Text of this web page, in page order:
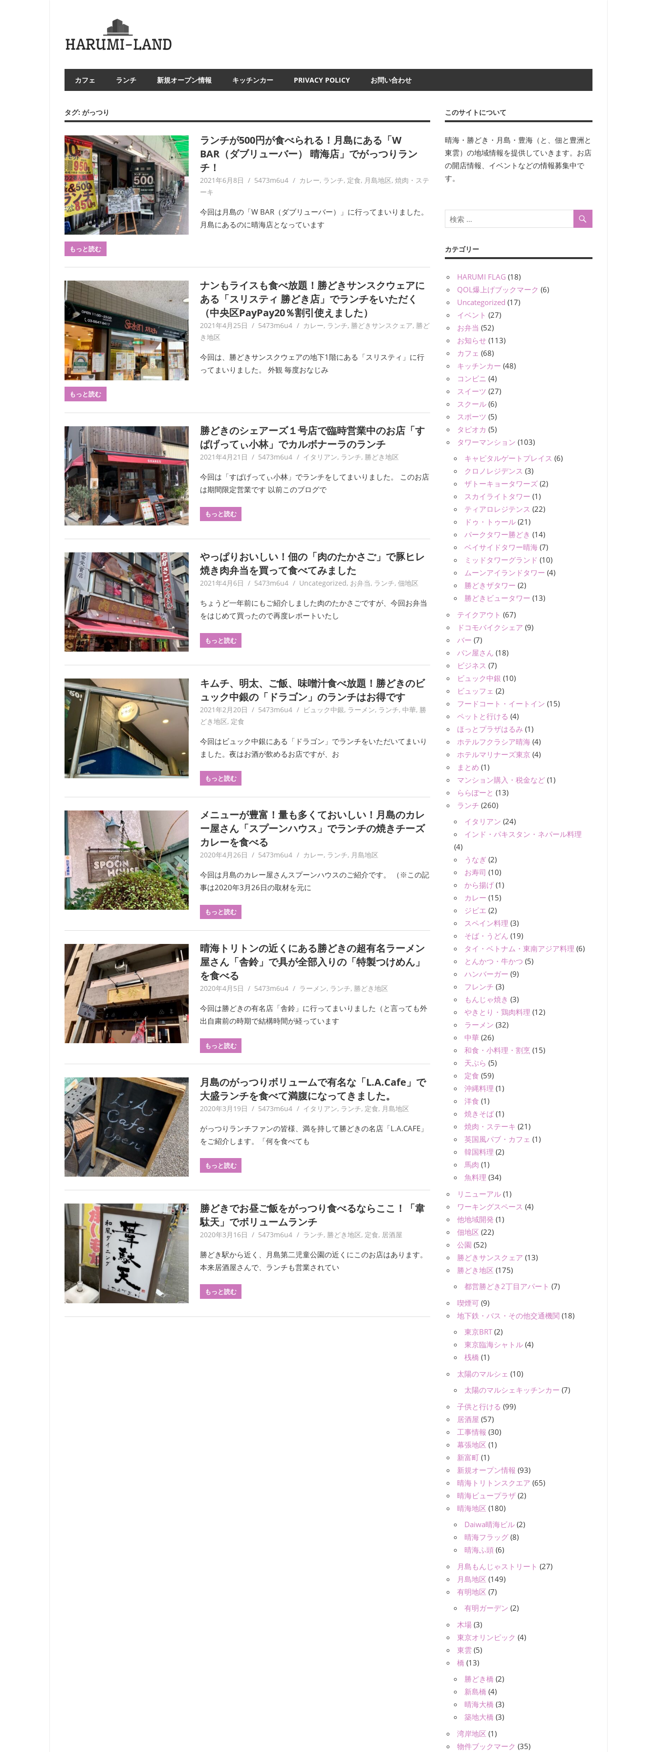
カフェ ランチ 新規オープン情報 キッチンカー PRIVACY POLICY お問い合わせ
タグ: がっつり
ランチが500円が食べられる！月島にある「W
BAR（ダブリューバー） 晴海店」でがっつりラン
チ！
2021年6月8日 5473m6u4 カレー, ランチ, 定食, 月島地区, 焼肉・ステ
ーキ
今回は月島の「W BAR（ダブリューバー）」に行ってまいりました。
月島にあるのに晴海店となっています
もっと読む
ナンもライスも食べ放題！勝どきサンスクウェアに
ある「スリスティ 勝どき店」でランチをいただく
（中央区PayPay20％割引使えました）
2021年4月25日 5473m6u4 カレー, ランチ, 勝どきサンスクェア, 勝ど
き地区
今回は、勝どきサンスクウェアの地下1階にある「スリスティ」に行
ってまいりました。 外観 毎度おなじみ
もっと読む
勝どきのシェアーズ１号店で臨時営業中のお店「す
ぱげってぃ小林」でカルボナーラのランチ
2021年4月21日 5473m6u4 イタリアン, ランチ, 勝どき地区
今回は「すぱげってぃ小林」でランチをしてまいりました。 このお店
は期間限定営業です 以前このブログで
もっと読む
やっぱりおいしい！佃の「肉のたかさご」で豚ヒレ
焼き肉弁当を買って食べてみました
2021年4月6日 5473m6u4 Uncategorized, お弁当, ランチ, 佃地区
ちょうど一年前にもご紹介しました肉のたかさごですが、今回お弁当
をはじめて買ったので再度レポートいたし
もっと読む
キムチ、明太、ご飯、味噌汁食べ放題！勝どきのビ
ュック中銀の「ドラゴン」のランチはお得です
2021年2月20日 5473m6u4 ビュック中銀, ラーメン, ランチ, 中華, 勝
どき地区, 定食
今回はビュック中銀にある「ドラゴン」でランチをいただいてまいり
ました。夜はお酒が飲めるお店ですが、お
もっと読む
メニューが豊富！量も多くておいしい！月島のカレ
ー屋さん「スプーンハウス」でランチの焼きチーズ
カレーを食べる
2020年4月26日 5473m6u4 カレー, ランチ, 月島地区
今回は月島のカレー屋さんスプーンハウスのご紹介です。 （※この記
事は2020年3月26日の取材を元に
もっと読む
晴海トリトンの近くにある勝どきの超有名ラーメン
屋さん「舎鈴」で具が全部入りの「特製つけめん」
を食べる
2020年4月5日 5473m6u4 ラーメン, ランチ, 勝どき地区
今回は勝どきの有名店「舎鈴」に行ってまいりました（と言っても外
出自粛前の時期で結構時間が経っています
もっと読む
月島のがっつりボリュームで有名な「L.A.Cafe」で
大盛ランチを食べて満腹になってきました。
2020年3月19日 5473m6u4 イタリアン, ランチ, 定食, 月島地区
がっつりランチファンの皆様、満を持して勝どきの名店「L.A.CAFE」
をご紹介します。「何を食べても
もっと読む
勝どきでお昼ご飯をがっつり食べるならここ！「韋
駄天」でボリュームランチ
2020年3月16日 5473m6u4 ランチ, 勝どき地区, 定食, 居酒屋
勝どき駅から近く、月島第二児童公園の近くにこのお店はあります。
本来居酒屋さんで、ランチも営業されてい
もっと読む
このサイトについて
晴海・勝どき・月島・豊海（と、佃と豊洲と
東雲）の地域情報を提供していきます。お店
の開店情報、イベントなどの情報募集中で
す。
カテゴリー
HARUMI FLAG (18)
QOL爆上げブックマーク (6)
Uncategorized (17)
イベント (27)
お弁当 (52)
お知らせ (113)
カフェ (68)
キッチンカー (48)
コンビニ (4)
スイーツ (27)
スクール (6)
スポーツ (5)
タピオカ (5)
タワーマンション (103)
キャピタルゲートプレイス (6)
クロノレジデンス (3)
ザトーキョータワーズ (2)
スカイライトタワー (1)
ティアロレジテンス (22)
ドゥ・トゥール (21)
パークタワー勝どき (14)
ベイサイドタワー晴海 (7)
ミッドタワーグランド (10)
ムーンアイランドタワー (4)
勝どきザタワー (2)
勝どきビュータワー (13)
テイクアウト (67)
ドコモバイクシェア (9)
バー (7)
パン屋さん (18)
ビジネス (7)
ビュック中銀 (10)
ビュッフェ (2)
フードコート・イートイン (15)
ペットと行ける (4)
ほっとプラザはるみ (1)
ホテルフクラシア晴海 (4)
ホテルマリナーズ東京 (4)
まとめ (1)
マンション購入・税金など (1)
ららぽーと (13)
ランチ (260)
イタリアン (24)
インド・パキスタン・ネパール料理
(4)
うなぎ (2)
お寿司 (10)
から揚げ (1)
カレー (15)
ジビエ (2)
スペイン料理 (3)
そば・うどん (19)
タイ・ベトナム・東南アジア料理 (6)
とんかつ・牛かつ (5)
ハンバーガー (9)
フレンチ (3)
もんじゃ焼き (3)
やきとり・鶏肉料理 (12)
ラーメン (32)
中華 (26)
和食・小料理・割烹 (15)
天ぷら (5)
定食 (59)
沖縄料理 (1)
洋食 (1)
焼きそば (1)
焼肉・ステーキ (21)
英国風パブ・カフェ (1)
韓国料理 (2)
馬肉 (1)
魚料理 (34)
リニューアル (1)
ワーキングスペース (4)
他地域開発 (1)
佃地区 (22)
公園 (52)
勝どきサンスクェア (13)
勝どき地区 (175)
都営勝どき2丁目アパート (7)
喫煙可 (9)
地下鉄・バス・その他交通機関 (18)
東京BRT (2)
東京臨海シャトル (4)
桟橋 (1)
太陽のマルシェ (10)
太陽のマルシェキッチンカー (7)
子供と行ける (99)
居酒屋 (57)
工事情報 (30)
幕張地区 (1)
新富町 (1)
新規オープン情報 (93)
晴海トリトンスクエア (65)
晴海ビュープラザ (2)
晴海地区 (180)
Daiwa晴海ビル (2)
晴海フラッグ (8)
晴海ふ頭 (6)
月島もんじゃストリート (27)
月島地区 (149)
有明地区 (7)
有明ガーデン (2)
木場 (3)
東京オリンピック (4)
東雲 (5)
橋 (13)
勝どき橋 (2)
新島橋 (4)
晴海大橋 (3)
築地大橋 (3)
湾岸地区 (1)
物件ブックマーク (35)